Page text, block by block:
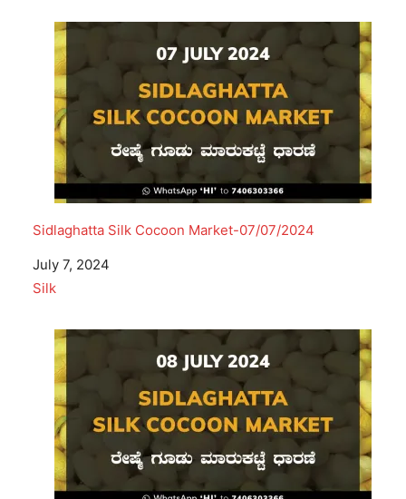
Sidlaghatta Silk Cocoon Market-07/07/2024
Date
July 7, 2024
In relation to
Silk